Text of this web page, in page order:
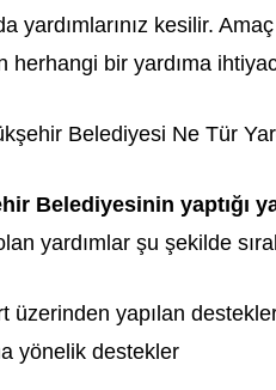
yardımlarınız kesilir.
herhangi bir yardıma
Belediyesi Ne Tür
Belediyesinin yaptığı
yardımlar şu şekilde
üzerinden yapılan
yönelik destekler